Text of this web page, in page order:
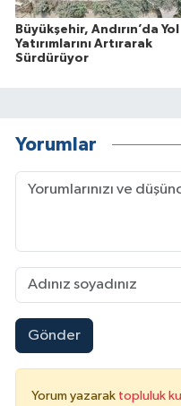
Büyükşehir, Andırın’da Yol
Yatırımlarını Artırarak
Sürdürüyor
Yorumlar
Gönder
Yorum yazarak topluluk